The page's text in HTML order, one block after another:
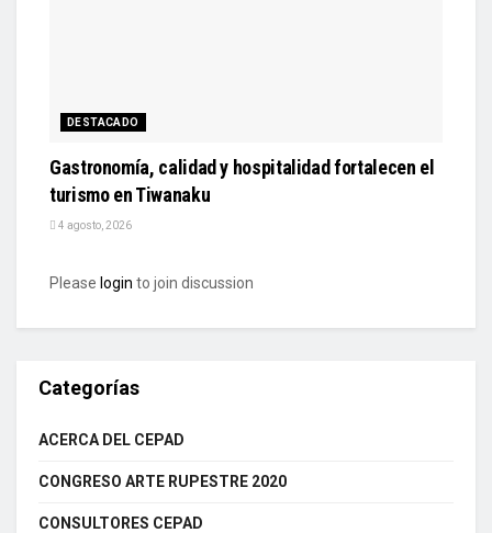
DESTACADO
Gastronomía, calidad y hospitalidad fortalecen el
turismo en Tiwanaku
4 agosto, 2026
Please login to join discussion
Categorías
ACERCA DEL CEPAD
CONGRESO ARTE RUPESTRE 2020
CONSULTORES CEPAD